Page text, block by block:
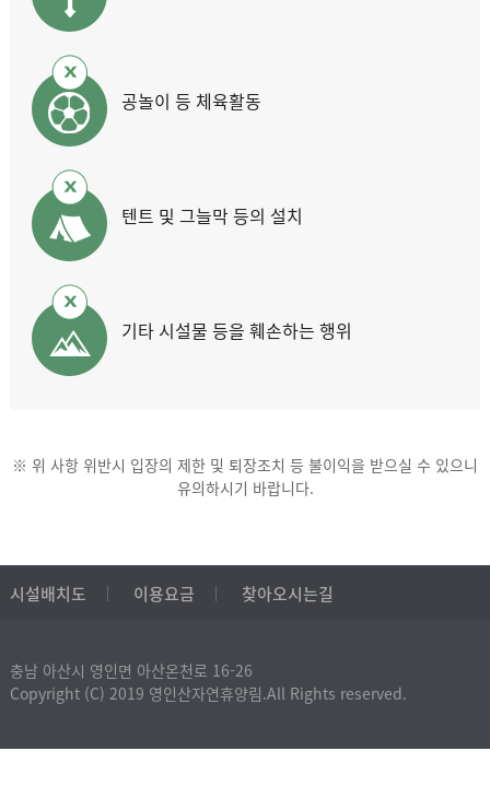
공놀이 등 체육활동
텐트 및 그늘막 등의 설치
기타 시설물 등을 훼손하는 행위
※ 위 사항 위반시 입장의 제한 및 퇴장조치 등 불이익을 받으실 수 있으니
유의하시기 바랍니다.
시설배치도 이용요금 찾아오시는길
충남 아산시 영인면 아산온천로 16-26
Copyright (C) 2019 영인산자연휴양림.All Rights reserved.